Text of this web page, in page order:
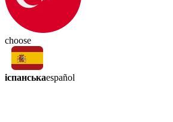
choose
іспанськаespañol